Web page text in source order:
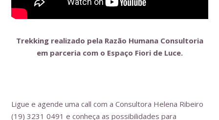
Trekking realizado pela Razão Humana Consultoria
em parceria com o Espaço Fiori de Luce.
Ligue e agende uma call com a Consultora Helena Ribeiro
(19) 3231 0491 e conheça as possibilidades para